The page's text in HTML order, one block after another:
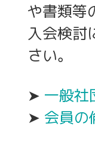
や書類等
入会検討
さい。
➤ 一般社
➤ 会員の